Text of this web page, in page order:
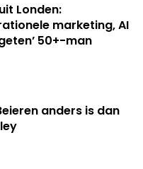
Londen:
marketing, AI
50+-man
anders is dan